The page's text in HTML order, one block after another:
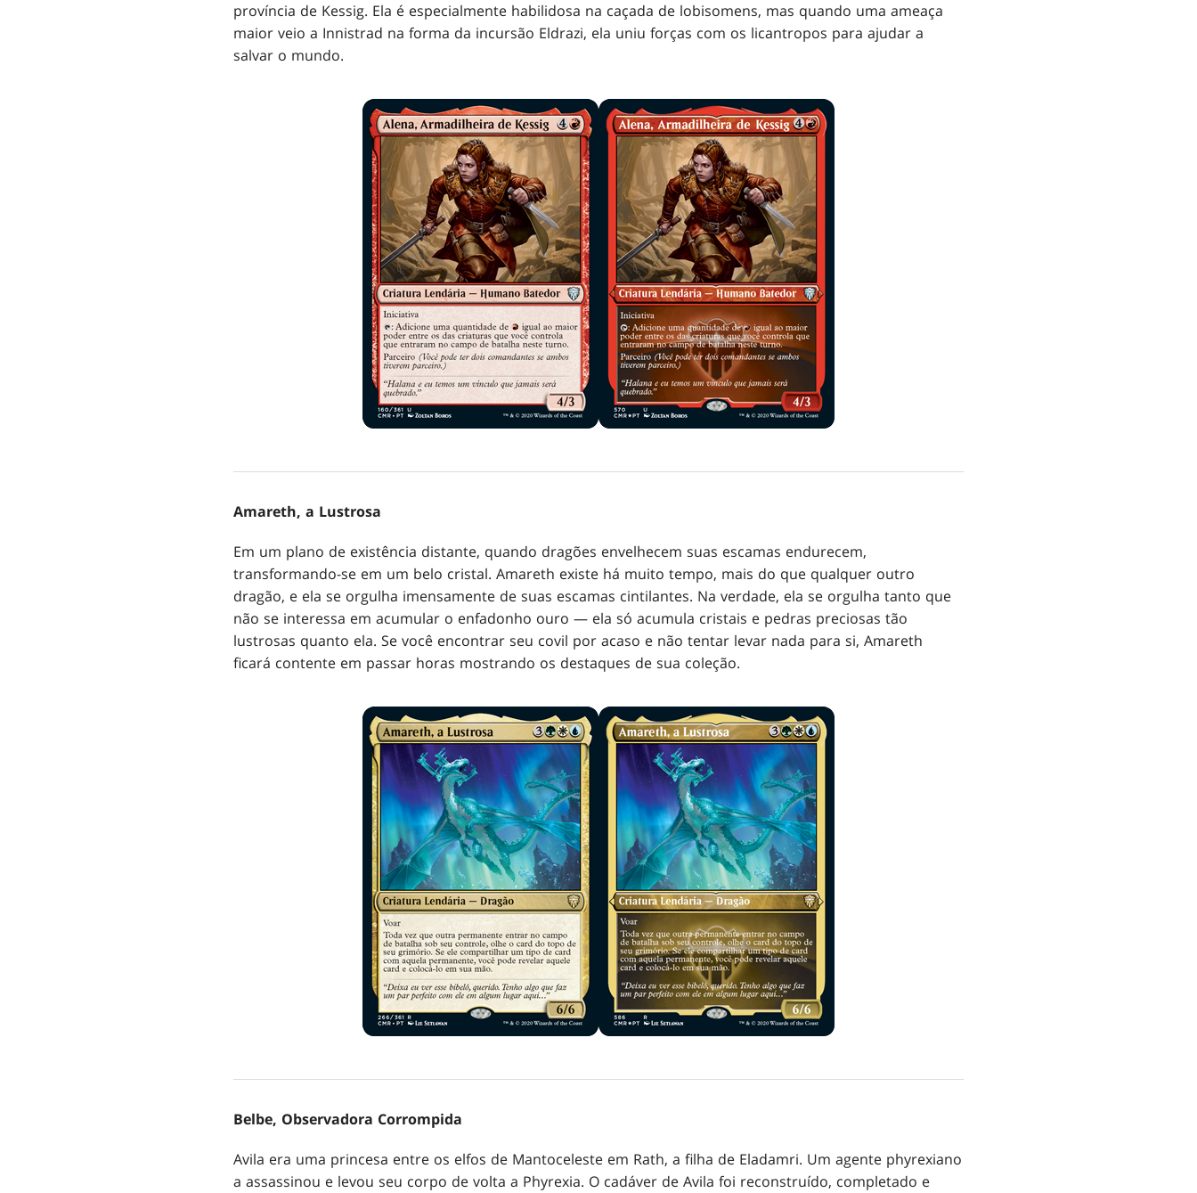
província de Kessig. Ela é especialmente habilidosa na caçada de lobisomens, mas quando uma ameaça
maior veio a Innistrad na forma da incursão Eldrazi, ela uniu forças com os licantropos para ajudar a
salvar o mundo.
Amareth, a Lustrosa
Em um plano de existência distante, quando dragões envelhecem suas escamas endurecem,
transformando-se em um belo cristal. Amareth existe há muito tempo, mais do que qualquer outro
dragão, e ela se orgulha imensamente de suas escamas cintilantes. Na verdade, ela se orgulha tanto que
não se interessa em acumular o enfadonho ouro — ela só acumula cristais e pedras preciosas tão
lustrosas quanto ela. Se você encontrar seu covil por acaso e não tentar levar nada para si, Amareth
ficará contente em passar horas mostrando os destaques de sua coleção.
Belbe, Observadora Corrompida
Avila era uma princesa entre os elfos de Mantoceleste em Rath, a filha de Eladamri. Um agente phyrexiano
a assassinou e levou seu corpo de volta a Phyrexia. O cadáver de Avila foi reconstruído, completado e